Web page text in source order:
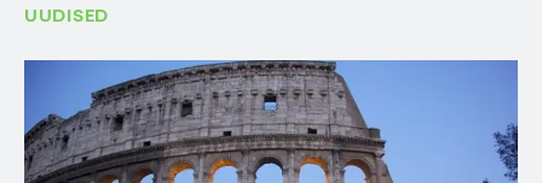
UUDISED